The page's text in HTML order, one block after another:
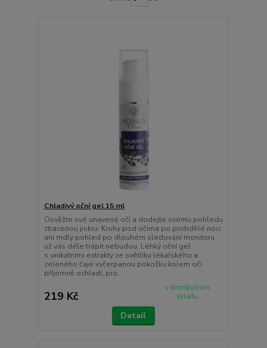
Chladivý oční gel 15 ml
Osvěžte své unavené oči a dodejte svému pohledu
ztracenou jiskru. Kruhy pod očima po probdělé noci
ani mdlý pohled po dlouhém sledování monitoru
už vás déle trápit nebudou. Lehký oční gel
s unikátními extrakty ze světlíku lékařského a
zeleného čaje vyčerpanou pokožku kolem očí
příjemně ochladí, pro...
219 Kč
v distribučním
skladu
Detail